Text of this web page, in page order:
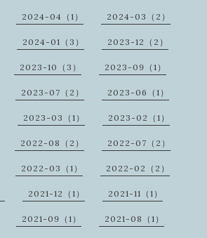
2024-04（1） 2024-03（2）
2024-01（3） 2023-12（2）
2023-10（3） 2023-09（1）
2023-07（2） 2023-06（1）
2023-03（1） 2023-02（1）
2022-08（2） 2022-07（2）
2022-03（1） 2022-02（2）
2021-12（1） 2021-11（1）
2021-09（1） 2021-08（1）